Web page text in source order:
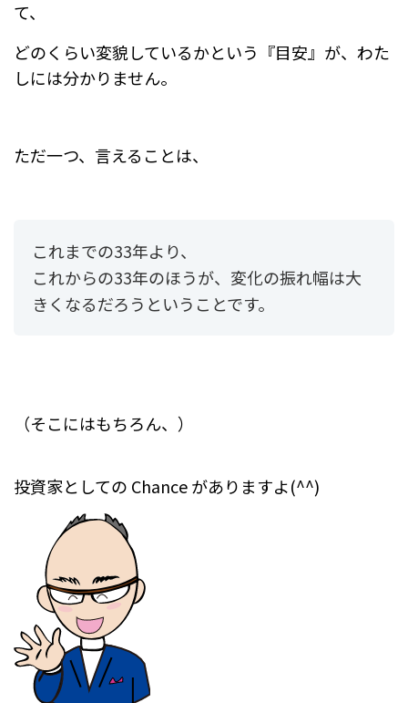
て、
どのくらい変貌しているかという『目安』が、 わた
しには分かりません。
ただ一つ、言えることは、
これまでの33年より、
これからの33年のほうが、変化の振れ幅は大
きくなるだろうということです。
（そこにはもちろん、）
投資家としての Chance がありますよ(^^)